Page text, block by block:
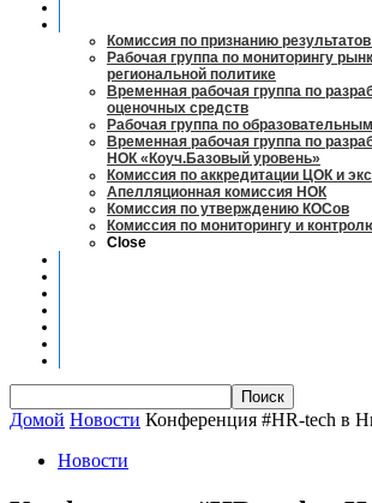
Комиссия по признанию
Рабочая группа по мониторингу
региональной политике
Временная рабочая группа по
оценочных средств
Рабочая группа по
Временная рабочая группа по
НОК «Коуч.Базовый уровень»
Комиссия по аккредитации ЦОК и
Апелляционная комиссия НОК
Комиссия по утверждению КОСов
Комиссия по мониторингу и
Close
Домой Новости Конференция #HR-tech в
Новости